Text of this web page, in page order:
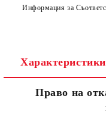
Съгласен съм с
Ние ще се свържем с
Информация за
Характеристики
Право на